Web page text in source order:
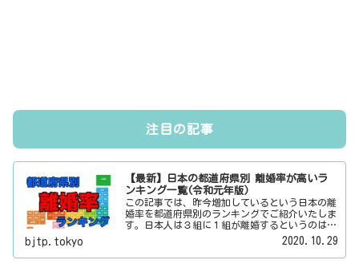
注目の記事
【最新】日本の都道府県別 離婚率が高いラ
ンキング一覧(令和元年版)
この記事では、昨今増加しているという日本の離
婚率を都道府県別のランキングでご紹介いたしま
す。日本人は３組に１組が離婚するというのは本
当なのかその真偽は？その他にも、大日本観光新
聞では、方言・お土産・名物・観光スポット・デ
ートスポット・パワースポット・心霊スポットな
bjtp.tokyo 2020.10.29